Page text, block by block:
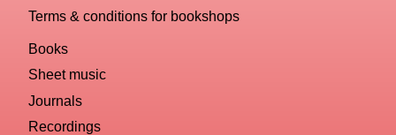
Terms & conditions for bookshops
Books
Sheet music
Journals
Recordings